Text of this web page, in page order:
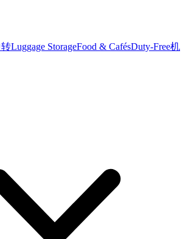
Luggage StorageFood & CafésDuty-Free机